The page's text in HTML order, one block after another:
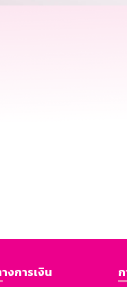
งการเงิน